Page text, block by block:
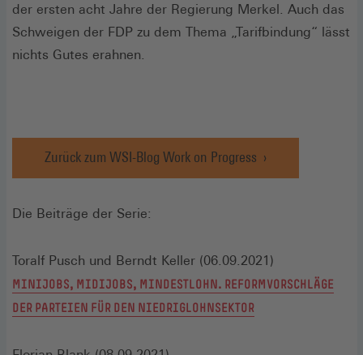
der ersten acht Jahre der Regierung Merkel. Auch das
Schweigen der FDP zu dem Thema „Tarifbindung“ lässt
nichts Gutes erahnen.
Zurück zum WSI-Blog Work on Progress
Die Beiträge der Serie:
Toralf Pusch und Berndt Keller (06.09.2021)
MINIJOBS, MIDIJOBS, MINDESTLOHN. REFORMVORSCHLÄGE
DER PARTEIEN FÜR DEN NIEDRIGLOHNSEKTOR